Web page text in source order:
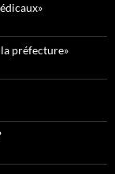
préfecture»